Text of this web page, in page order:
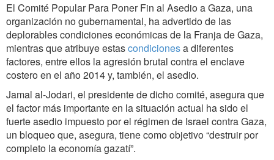
El Comité Popular Para Poner Fin al Asedio a Gaza, una
organización no gubernamental, ha advertido de las
deplorables condiciones económicas de la Franja de Gaza,
mientras que atribuye estascondicionesa diferentes
factores, entre ellos la agresión brutal contra el enclave
costero en el año 2014 y, también, el asedio.
Jamal al-Jodari, el presidente de dicho comité, asegura que
el factor más importante en la situación actual ha sido el
fuerte asedio impuesto por el régimen de Israel contra Gaza,
un bloqueo que, asegura, tiene como objetivo “destruir por
completo la economía gazatí”.